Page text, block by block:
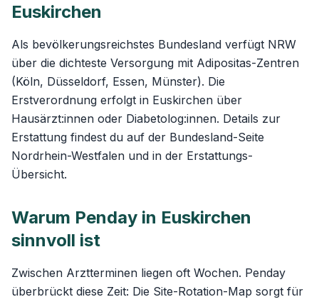
Euskirchen
Als bevölkerungsreichstes Bundesland verfügt NRW
über die dichteste Versorgung mit Adipositas-Zentren
(Köln, Düsseldorf, Essen, Münster). Die
Erstverordnung erfolgt in Euskirchen über
Hausärzt:innen oder Diabetolog:innen. Details zur
Erstattung findest du auf der Bundesland-Seite
Nordrhein-Westfalen und in der Erstattungs-
Übersicht.
Warum Penday in Euskirchen
sinnvoll ist
Zwischen Arztterminen liegen oft Wochen. Penday
überbrückt diese Zeit: Die Site-Rotation-Map sorgt für